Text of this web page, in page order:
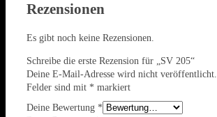
Rezensionen
Es gibt noch keine Rezensionen.
Schreibe die erste Rezension für „SV 205“
Deine E-Mail-Adresse wird nicht veröffentlicht.
Felder sind mit * markiert
Deine Bewertung *